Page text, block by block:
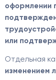
оформлении
или
Отдельная
изменением